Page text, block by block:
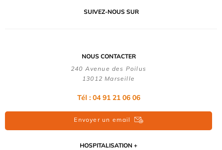
SUIVEZ-NOUS SUR
NOUS CONTACTER
240 Avenue des Poilus
13012 Marseille
Tél : 04 91 21 06 06
Envoyer un email
HOSPITALISATION